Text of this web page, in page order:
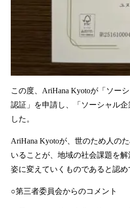
この度、AriHana Kyotoが「ソー
認証」を申請し、「ソーシャル
した。
AriHana Kyotoが、世のため人の
いることが、地域の社会課題を
姿に変えていくものであると認め
○第三者委員会からのコメント